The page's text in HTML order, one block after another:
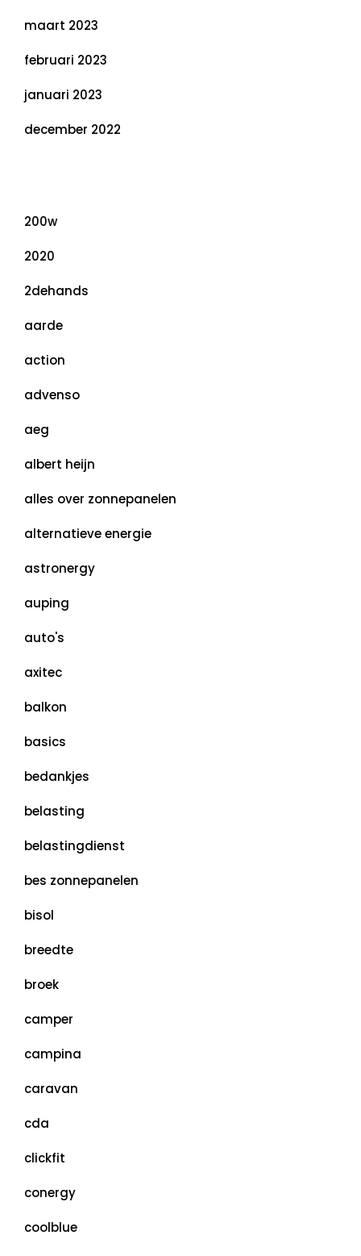
maart 2023
februari 2023
januari 2023
december 2022
200w
2020
2dehands
aarde
action
advenso
aeg
albert heijn
alles over zonnepanelen
alternatieve energie
astronergy
auping
auto's
axitec
balkon
basics
bedankjes
belasting
belastingdienst
bes zonnepanelen
bisol
breedte
broek
camper
campina
caravan
cda
clickfit
conergy
coolblue